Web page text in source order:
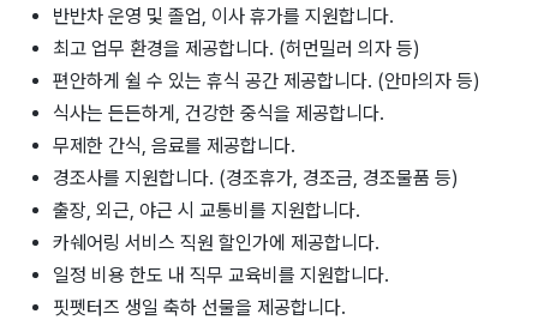
반반차 운영 및 졸업, 이사 휴가를 지원합니다.
최고 업무 환경을 제공합니다. (허먼밀러 의자 등)
편안하게 쉴 수 있는 휴식 공간 제공합니다. (안마의자 등)
식사는 든든하게, 건강한 중식을 제공합니다.
무제한 간식, 음료를 제공합니다.
경조사를 지원합니다. (경조휴가, 경조금, 경조물품 등)
출장, 외근, 야근 시 교통비를 지원합니다.
카쉐어링 서비스 직원 할인가에 제공합니다.
일정 비용 한도 내 직무 교육비를 지원합니다.
핏펫터즈 생일 축하 선물을 제공합니다.